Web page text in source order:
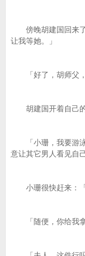
傍晚胡建国回来了
让我等她。」
「好了，胡师父，
胡建国开着自己的
「小珊，我要游泳
意让其它男人看见自
小珊很快赶来：「
「随便，你给我拿